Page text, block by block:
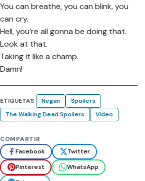
You can breathe, you can blink, you
can cry.
Hell, you’re all gonna be doing that.
Look at that.
Taking it like a champ.
Damn!
ETIQUETAS Negan
Spoilers
The Walking Dead Spoilers
Video
COMPARTIR
Facebook
Twitter
Pinterest
WhatsApp